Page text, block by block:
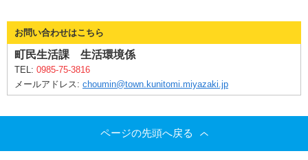
お問い合わせはこちら
町民生活課 生活環境係
TEL: 0985-75-3816
メールアドレス: choumin@town.kunitomi.miyazaki.jp
ページの先頭へ戻る